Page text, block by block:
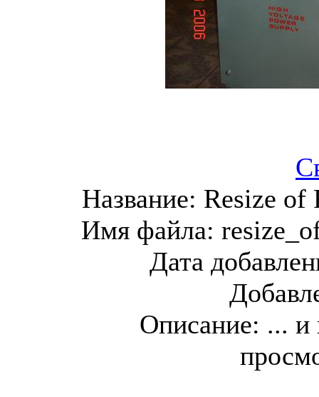
Название: Resize of
Имя файла:
Дата
Описание: ... и